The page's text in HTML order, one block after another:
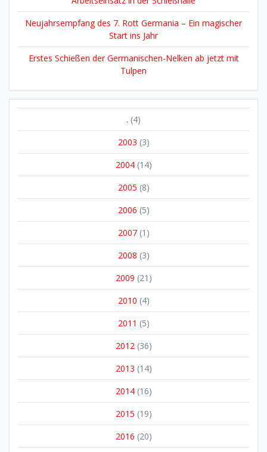
Neujahrsempfang des 7. Rott Germania – Ein magischer
Start ins Jahr
Erstes Schießen der Germanischen-Nelken ab jetzt mit
Tulpen
. (4)
2003 (3)
2004(14)
2005 (8)
2006 (5)
2007(1)
2008 (3)
2009 (21)
2010 (4)
2011 (5)
2012(36)
2013 (14)
2014(16)
2015 (19)
2016 (20)